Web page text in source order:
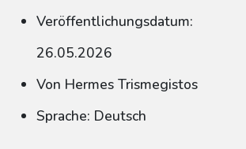
Veröffentlichungsdatum:
26.05.2026
Von Hermes Trismegistos
Sprache: Deutsch